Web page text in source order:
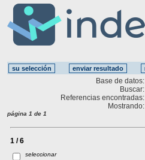
Base de datos:
Buscar:
Referencias encontradas:
Mostrando:
página 1 de 1
1 / 6
seleccionar